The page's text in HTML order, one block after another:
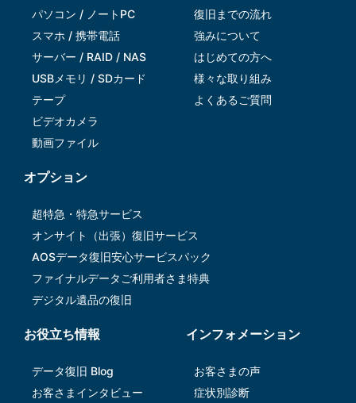
パソコン / ノートPC
スマホ / 携帯電話
サーバー / RAID / NAS
USBメモリ / SDカード
テープ
ビデオカメラ
動画ファイル
復旧までの流れ
強みについて
はじめての方へ
様々な取り組み
よくあるご質問
オプション
超特急・特急サービス
オンサイト（出張）復旧サービス
AOSデータ復旧安⼼サービスパック
ファイナルデータご利⽤者さま特典
デジタル遺品の復旧
お役立ち情報
データ復旧 Blog
お客さまインタビュー
インフォメーション
お客さまの声
症状別診断